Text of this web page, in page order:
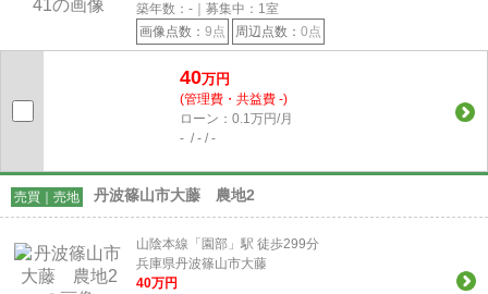
築年数：-｜募集中： 1室
画像点数： 9点 周辺点数： 0点
40万円
(管理費・共益費 -)
ローン：0.1万円/月
- / - / -
売買｜売地 丹波篠山市大藤 農地2
山陰本線「園部」駅 徒歩299分
兵庫県丹波篠山市大藤
40万円